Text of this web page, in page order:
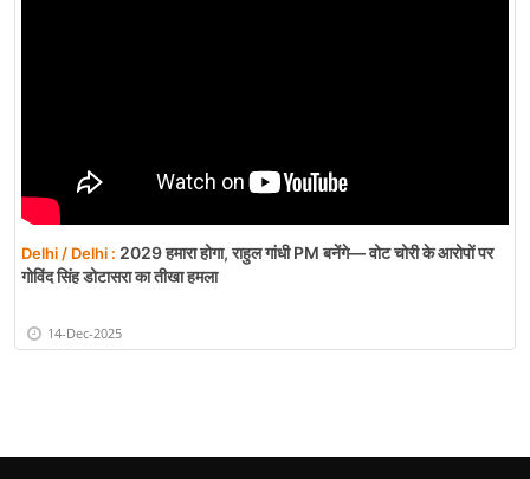
Delhi / Delhi : 2029 हमारा होगा, राहुल गांधी PM बनेंगे— वोट चोरी के आरोपों पर
गोविंद सिंह डोटासरा का तीखा हमला
14-Dec-2025